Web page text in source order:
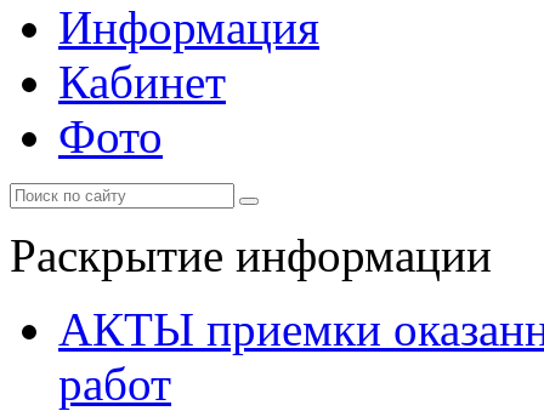
Информация
Кабинет
Фото
Раскрытие информации
АКТЫ приемки
работ